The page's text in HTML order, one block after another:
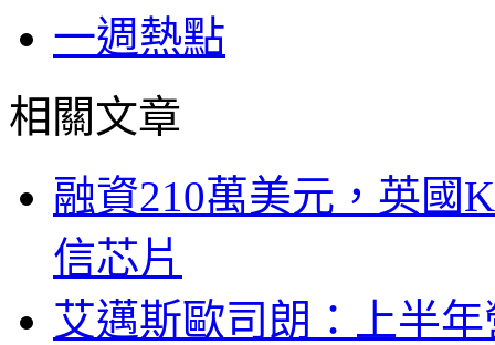
一週熱點
相關文章
融資210萬美元，英國
信芯片
艾邁斯歐司朗：上半